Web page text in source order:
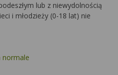
lub z niewydolnością
i młodzieży (0-18 lat) nie
normale